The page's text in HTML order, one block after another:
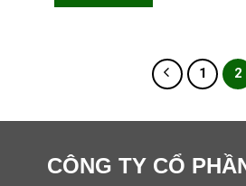
1 2
CÔNG TY CỔ